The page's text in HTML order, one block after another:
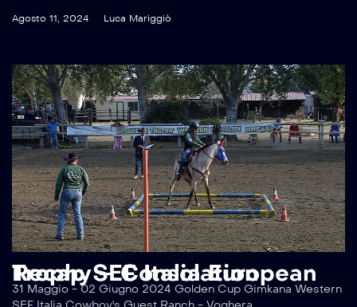
Agosto 11, 2024 Luca Mariggiò
Recap SEF Italia European Trophy – Consolation
31 Maggio - 02 Giugno 2024 Golden Cup Gimkana Western